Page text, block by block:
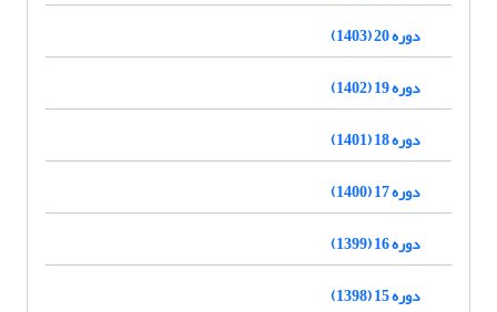
دوره 20 (1403)
دوره 19 (1402)
دوره 18 (1401)
دوره 17 (1400)
دوره 16 (1399)
دوره 15 (1398)